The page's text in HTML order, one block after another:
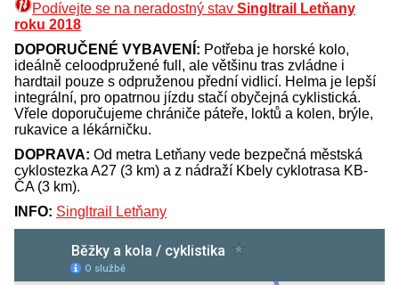
Podívejte se na neradostný stav Singltrail Letňany
roku 2018
DOPORUČENÉ VYBAVENÍ: Potřeba je horské kolo,
ideálně celoodpružené full, ale většinu tras zvládne i
hardtail pouze s odpruženou přední vidlicí. Helma je lepší
integrální, pro opatrnou jízdu stačí obyčejná cyklistická.
Vřele doporučujeme chrániče páteře, loktů a kolen, brýle,
rukavice a lékárničku.
DOPRAVA: Od metra Letňany vede bezpečná městská
cyklostezka A27 (3 km) a z nádraží Kbely cyklotrasa KB-
ČA (3 km).
INFO: Singltrail Letňany